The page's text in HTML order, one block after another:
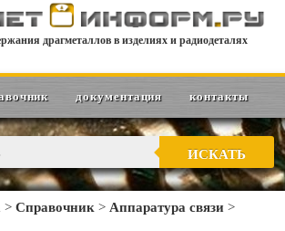
драгметаллов в изделиях и радиодеталях
документация контакты
ИСКАТЬ
> Справочник > Аппаратура связи >